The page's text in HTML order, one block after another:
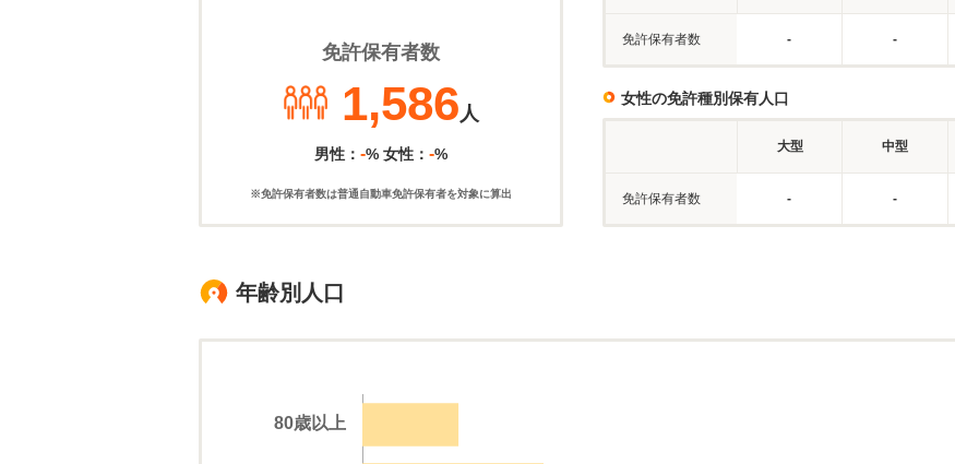
免許保有者数
1,586人
男性： -% 女性： -%
※免許保有者数は普通自動車免許保有者を対象に算出
免許保有者数 - -
女性の免許種別保有人口
大型 中型
免許保有者数 - -
年齢別人口